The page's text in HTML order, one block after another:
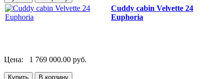
Cuddy cabin Velvette 24
Euphoria
Цена: 1 769 000.00 руб.